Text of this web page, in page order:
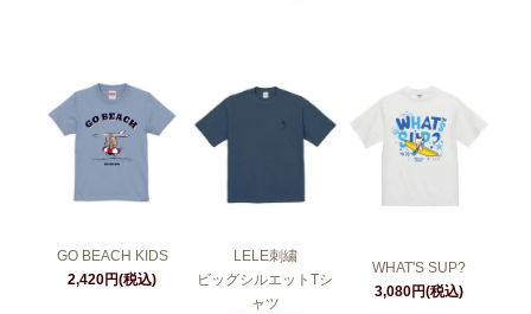
GO BEACH KIDS
2,420円(税込)
LELE刺繍
ビッグシルエットTシ
ャツ
WHAT'S SUP?
3,080円(税込)